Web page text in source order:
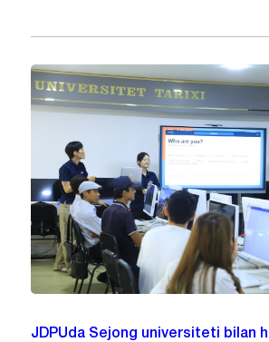
JDPUda Sejong universiteti bilan